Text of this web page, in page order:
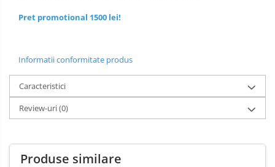
Pret promotional 1500 lei!
Informatii conformitate produs
Caracteristici
Review-uri(0)
Produse similare